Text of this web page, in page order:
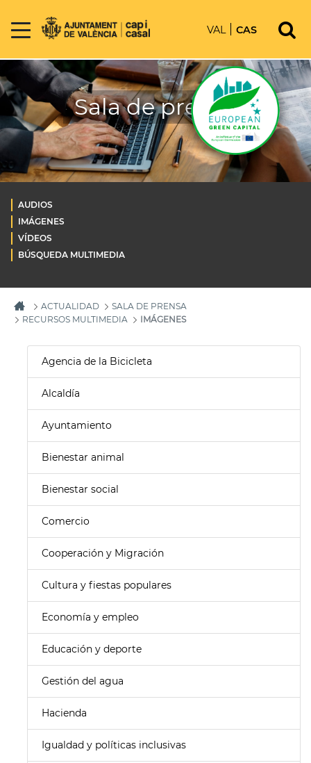
VAL CAS
Sala de prensa
AUDIOS
IMÁGENES
VÍDEOS
BÚSQUEDA MULTIMEDIA
ACTUALIDAD
SALA DE PRENSA
RECURSOS MULTIMEDIA
IMÁGENES
Agencia de la Bicicleta
Alcaldía
Ayuntamiento
Bienestar animal
Bienestar social
Comercio
Cooperación y Migración
Cultura y fiestas populares
Economía y empleo
Educación y deporte
Gestión del agua
Hacienda
Igualdad y políticas inclusivas